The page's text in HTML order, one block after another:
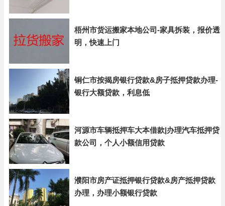
梧州市货运搬家本地公司-家具拆装，报价透
明，快速上门
铜仁市按揭房银行贷款&房子抵押贷款办理-
银行大额贷款，利息低
河源市车辆抵押车大本借款|办理汽车抵押贷
款公司，个人小额信用贷款
濮阳市房产证抵押银行贷款&房产抵押贷款
办理，办理小额银行贷款